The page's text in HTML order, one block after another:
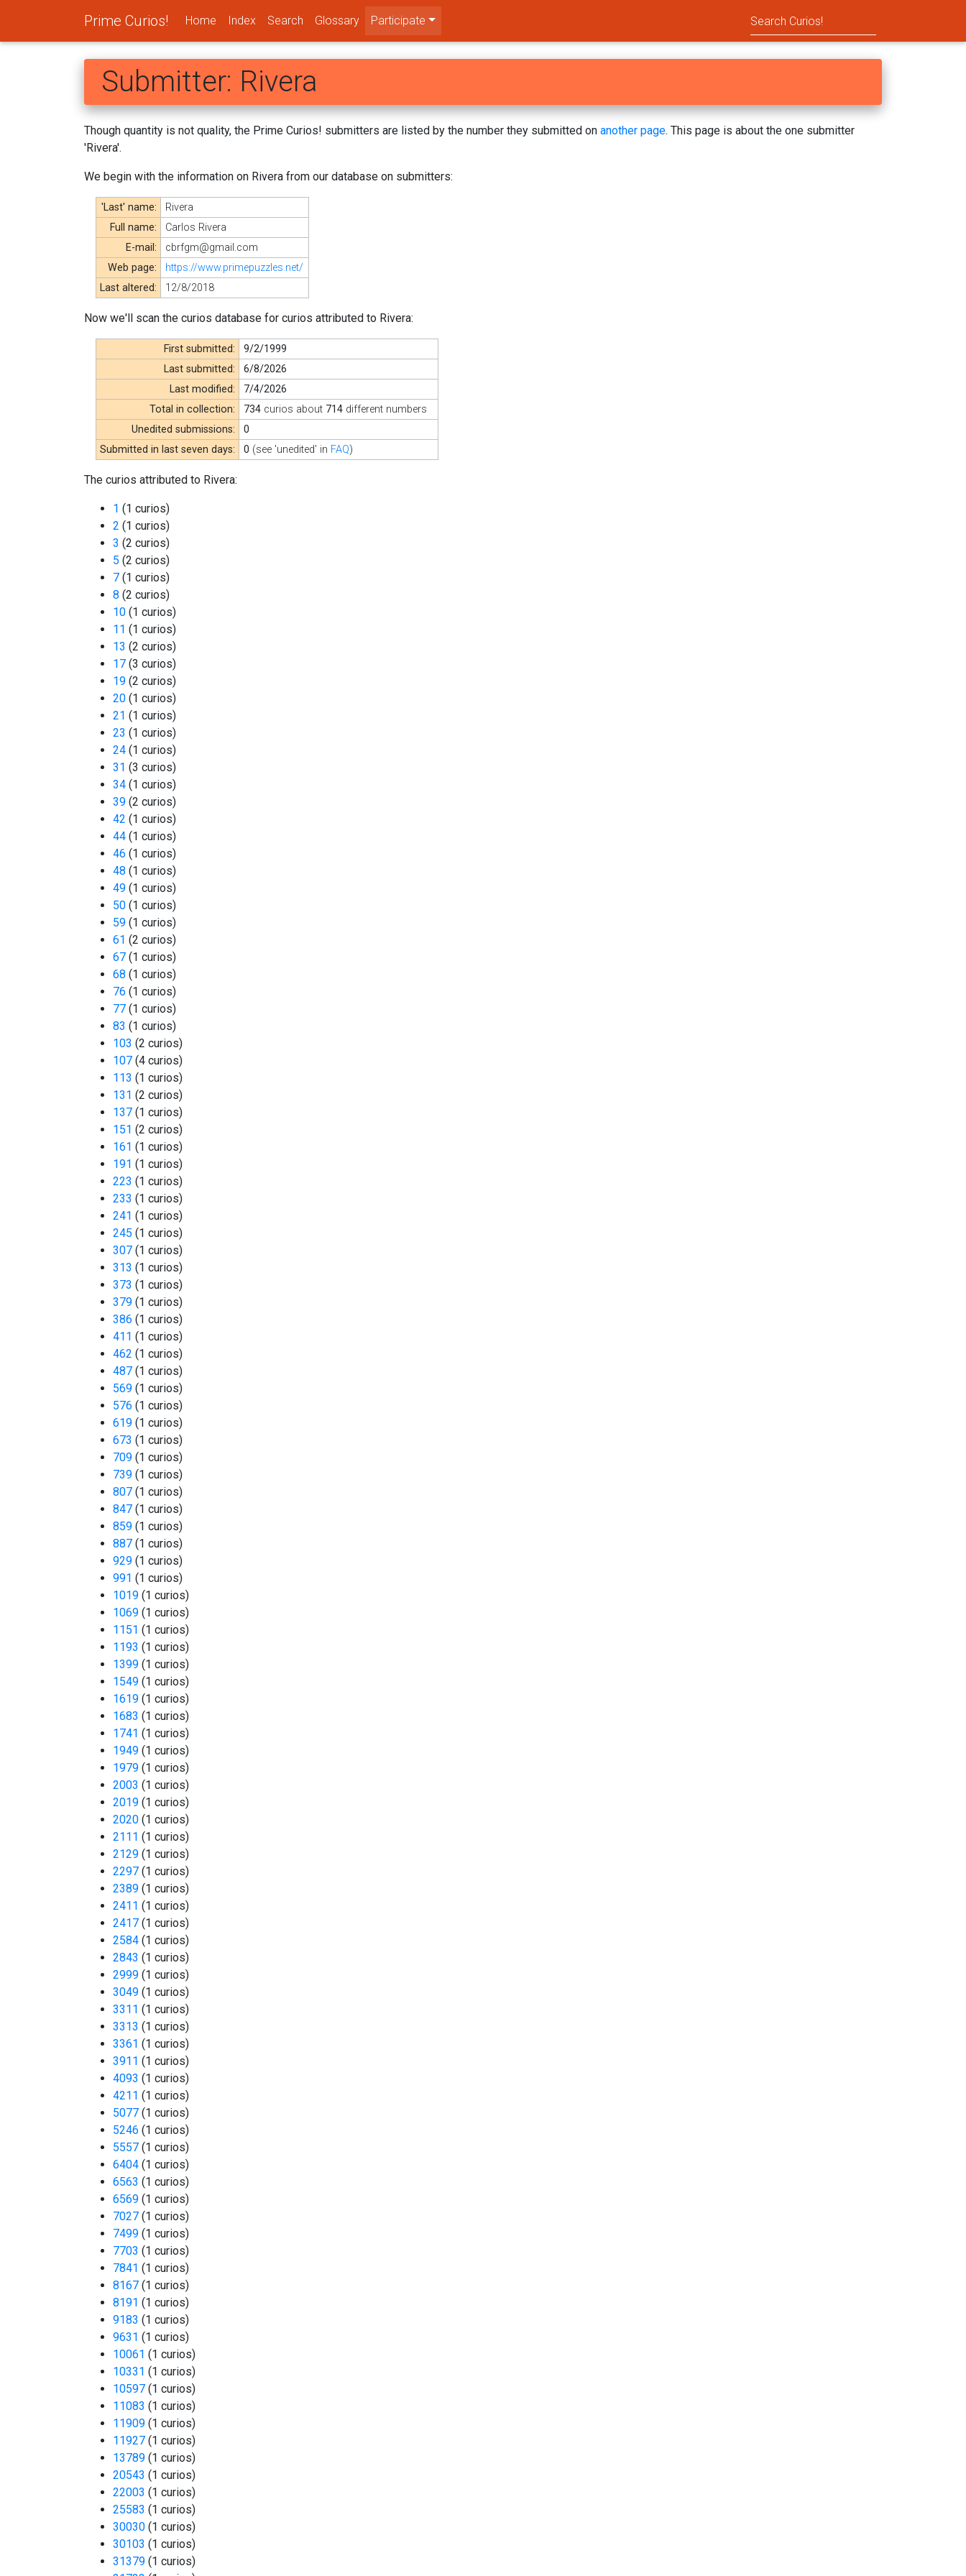
Prime Curios! Home Index Search Glossary Participate
Submitter: Rivera
Though quantity is not quality, the Prime Curios! submitters are listed by the number they submitted on another page. This page is about the one submitter
'Rivera'.
We begin with the information on Rivera from our database on submitters:
'Last' name:
Rivera
Full name:
Carlos Rivera
E-mail:
cbrfgm@gmail.com
Web page:
https://www.primepuzzles.net/
Last altered:
12/8/2018
Now we'll scan the curios database for curios attributed to Rivera:
First submitted:
9/2/1999
Last submitted:
6/8/2026
Last modified:
7/4/2026
Total in collection:
734 curios about 714 different numbers
Unedited submissions:
0
Submitted in last seven days:
0 (see 'unedited' in FAQ)
The curios attributed to Rivera:
1 (1 curios)
2 (1 curios)
3 (2 curios)
5 (2 curios)
7 (1 curios)
8 (2 curios)
10 (1 curios)
11 (1 curios)
13 (2 curios)
17 (3 curios)
19 (2 curios)
20 (1 curios)
21 (1 curios)
23 (1 curios)
24 (1 curios)
31 (3 curios)
34 (1 curios)
39 (2 curios)
42 (1 curios)
44 (1 curios)
46 (1 curios)
48 (1 curios)
49 (1 curios)
50 (1 curios)
59 (1 curios)
61 (2 curios)
67 (1 curios)
68 (1 curios)
76 (1 curios)
77 (1 curios)
83 (1 curios)
103 (2 curios)
107 (4 curios)
113 (1 curios)
131 (2 curios)
137 (1 curios)
151 (2 curios)
161 (1 curios)
191 (1 curios)
223 (1 curios)
233 (1 curios)
241 (1 curios)
245 (1 curios)
307 (1 curios)
313 (1 curios)
373 (1 curios)
379 (1 curios)
386 (1 curios)
411 (1 curios)
462 (1 curios)
487 (1 curios)
569 (1 curios)
576 (1 curios)
619 (1 curios)
673 (1 curios)
709 (1 curios)
739 (1 curios)
807 (1 curios)
847 (1 curios)
859 (1 curios)
887 (1 curios)
929 (1 curios)
991 (1 curios)
1019 (1 curios)
1069 (1 curios)
1151 (1 curios)
1193 (1 curios)
1399 (1 curios)
1549 (1 curios)
1619 (1 curios)
1683 (1 curios)
1741 (1 curios)
1949 (1 curios)
1979 (1 curios)
2003 (1 curios)
2019 (1 curios)
2020 (1 curios)
2111 (1 curios)
2129 (1 curios)
2297 (1 curios)
2389 (1 curios)
2411 (1 curios)
2417 (1 curios)
2584 (1 curios)
2843 (1 curios)
2999 (1 curios)
3049 (1 curios)
3311 (1 curios)
3313 (1 curios)
3361 (1 curios)
3911 (1 curios)
4093 (1 curios)
4211 (1 curios)
5077 (1 curios)
5246 (1 curios)
5557 (1 curios)
6404 (1 curios)
6563 (1 curios)
6569 (1 curios)
7027 (1 curios)
7499 (1 curios)
7703 (1 curios)
7841 (1 curios)
8167 (1 curios)
8191 (1 curios)
9183 (1 curios)
9631 (1 curios)
10061 (1 curios)
10331 (1 curios)
10597 (1 curios)
11083 (1 curios)
11909 (1 curios)
11927 (1 curios)
13789 (1 curios)
20543 (1 curios)
22003 (1 curios)
25583 (1 curios)
30030 (1 curios)
30103 (1 curios)
31379 (1 curios)